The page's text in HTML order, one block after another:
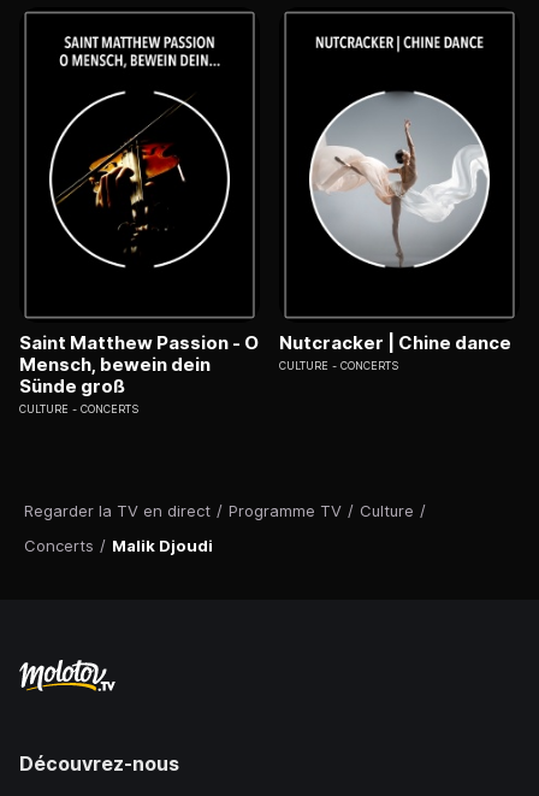
Regarder la TV en direct / Programme TV / Culture /
Concerts / Malik Djoudi
Saint Matthew Passion - O
Mensch, bewein dein
Sünde groß
CULTURE CONCERTS
Nutcracker | Chine dance
CULTURE CONCERTS
Découvrez-nous